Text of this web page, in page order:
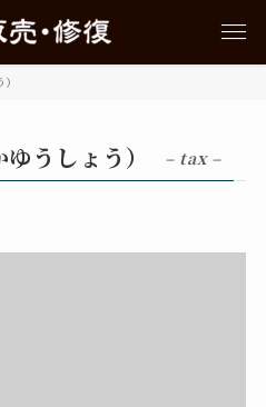
うしょう） – tax –